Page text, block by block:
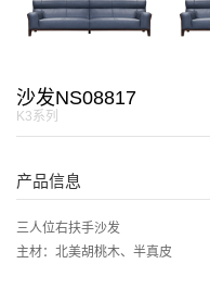
沙发NS08817
K3系列
产品信息
三人位右扶手沙发
主材：北美胡桃木、半真皮